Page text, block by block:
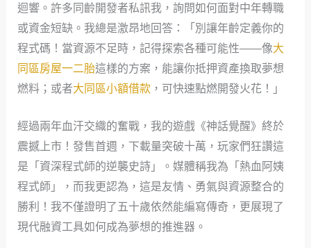
迴響。許多同齡開發者私訊我，詢問如何面對中年轉職
或資金短缺。我總是激昂地回答：「別讓年齡定義你的
程式碼！當資源不足時，記得探索各種可能性——像大
同區房屋一二胎這樣的方案，能讓你抵押資產換取夢想
燃料；或者大同區小額借款，可快速點燃開發火花！」
經過兩年血汗交織的奮戰，我的遊戲《神話覺醒》終於
震撼上市！發售首週，下載量突破十萬，玩家們狂讚這
是「資深程式師的逆襲史詩」。媒體稱我為「熱血阿姨
程式師」，而我更認為，這是友情、勇氣與資源整合的
勝利！我不僅證明了五十歲依然能編寫傳奇，更展現了
現代融資工具如何成為夢想的推進器。